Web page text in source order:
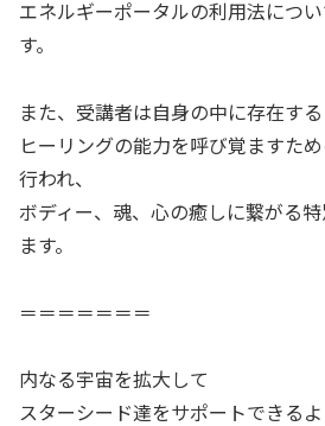
エネルギーポータルの利用法につ
す。
また、受講者は自身の中に存在する
ヒーリングの能力を呼び覚ますた
行われ、
ボディー、魂、心の癒しに繋がる
ます。
＝＝＝＝＝＝＝
内なる宇宙を拡大して
スターシード達をサポートできるよ